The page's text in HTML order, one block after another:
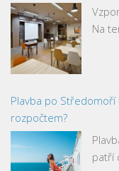
Na
Plavba po Středomoří
rozpočtem?
patří